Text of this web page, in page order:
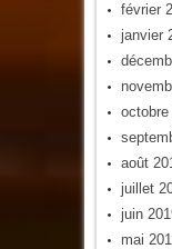
février
janvier
octobre
août
juillet
juin
mai